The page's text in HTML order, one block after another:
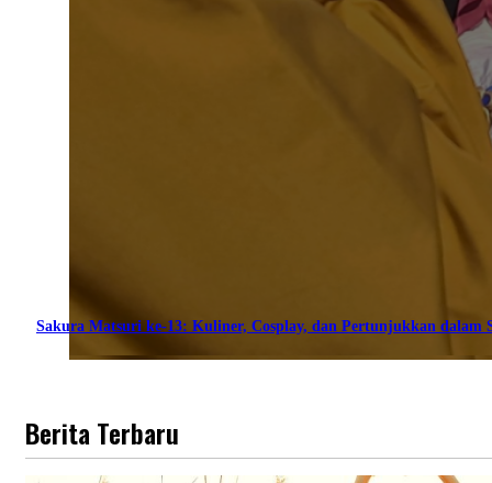
Sakura Matsuri ke-13: Kuliner, Cosplay, dan Pertunjukkan dalam
Berita Terbaru